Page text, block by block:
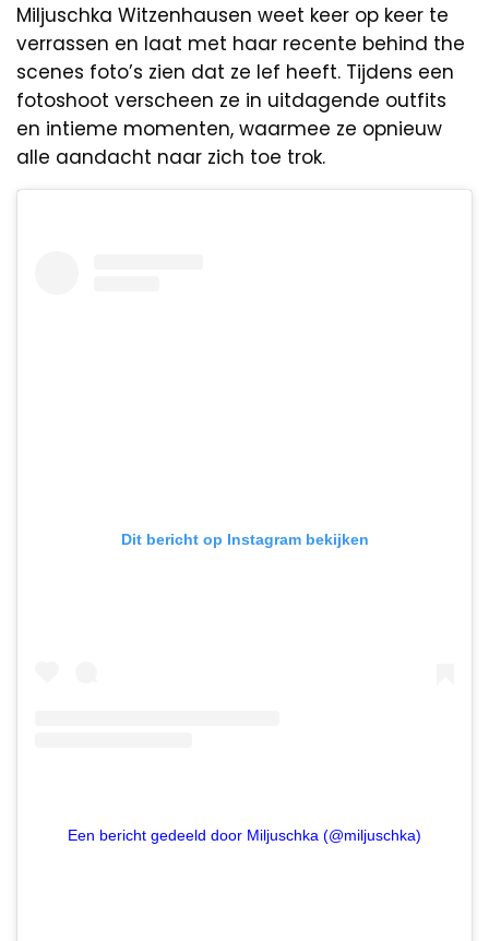
Miljuschka Witzenhausen weet keer op keer te
verrassen en laat met haar recente behind the
scenes foto’s zien dat ze lef heeft. Tijdens een
fotoshoot verscheen ze in uitdagende outfits
en intieme momenten, waarmee ze opnieuw
alle aandacht naar zich toe trok.
Dit bericht op Instagram bekijken
Een bericht gedeeld door Miljuschka (@miljuschka)